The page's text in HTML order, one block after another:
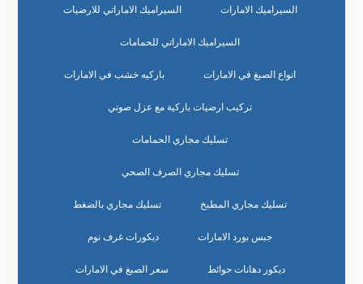
السيراميك الامارات السيراميك الاماراتي للارضيات
السيراميك الاماراتي للحمامات
انواع الصبغ في الامارات باركيه خشب في الامارات
تركيب ارضيات باركية مع عزل صوتي
تسليك مجاري الحمامات
تسليك مجاري الصرف الصحي
تسليك مجاري المطبخ تسليك مجاري بالضغط
جبس بورد الامارات ديكورات غرف نوم
ديكور دهانات حوائط سعر الصبغ في الامارات